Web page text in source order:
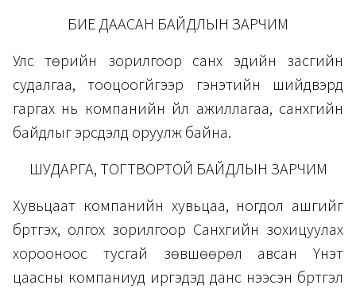
БИЕ ДААСАН БАЙДЛЫН ЗАРЧИМ
Улс төрийн зорилгоор санхүү эдийн засгийн
судалгаа, тооцоогүйгээр гэнэтийн шийдвэрүүд
гаргах нь компанийн үйл ажиллагаа, санхүүгийн
байдлыг эрсдэлд оруулж байна.
ШУДАРГА, ТОГТВОРТОЙ БАЙДЛЫН ЗАРЧИМ
Хувьцаат компанийн хувьцаа, ногдол ашгийг
бүртгэх, олгох зорилгоор Санхүүгийн зохицуулах
хорооноос тусгай зөвшөөрөл авсан Үнэт
цаасны компаниуд иргэдэд данс нээсэн бүртгэл